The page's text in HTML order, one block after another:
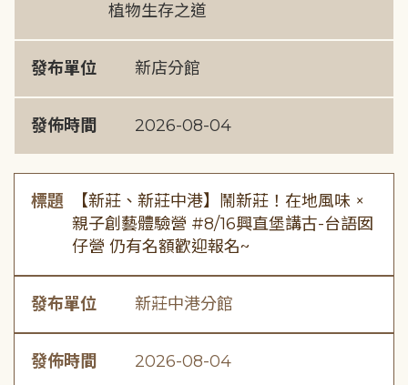
植物生存之道
發布單位 新店分館
發佈時間 2026-08-04
標題
【新莊、新莊中港】鬧新莊！在地風味 ×
親子創藝體驗營 #8/16興直堡講古-台語囡
仔營 仍有名額歡迎報名~
發布單位 新莊中港分館
發佈時間 2026-08-04